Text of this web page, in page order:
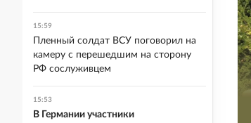
15:59
Пленный солдат ВСУ поговорил на
камеру с перешедшим на сторону
РФ сослуживцем
15:53
В Германии участники